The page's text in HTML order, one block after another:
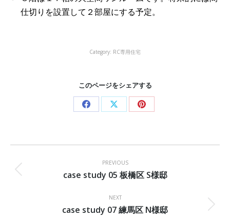
仕切りを設置して２部屋にする予定。
Category: RC専用住宅
このページをシェアする
Share
Facebook
Share
X
Share
Pinterest
navigation
PREVIOUS
Previous
case study 05 板橋区 S様邸
NEXT
Next
case study 07 練馬区 N様邸